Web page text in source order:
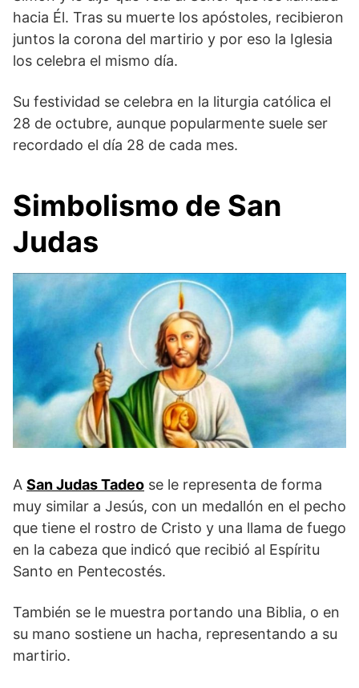
hacia Él. Tras su muerte los apóstoles, recibieron
juntos la corona del martirio y por eso la Iglesia
los celebra el mismo día.
Su festividad se celebra en la liturgia católica el
28 de octubre, aunque popularmente suele ser
recordado el día 28 de cada mes.
Simbolismo de San
Judas
A San Judas Tadeo se le representa de forma
muy similar a Jesús, con un medallón en el pecho
que tiene el rostro de Cristo y una llama de fuego
en la cabeza que indicó que recibió al Espíritu
Santo en Pentecostés.
También se le muestra portando una Biblia, o en
su mano sostiene un hacha, representando a su
martirio.